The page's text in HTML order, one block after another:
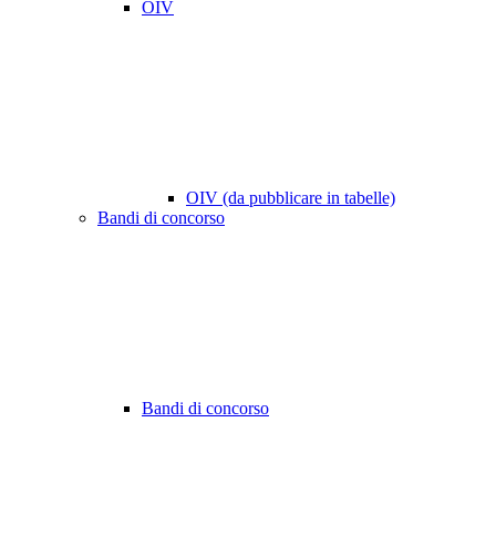
OIV
OIV (da pubblicare in tabelle)
Bandi di concorso
Bandi di concorso